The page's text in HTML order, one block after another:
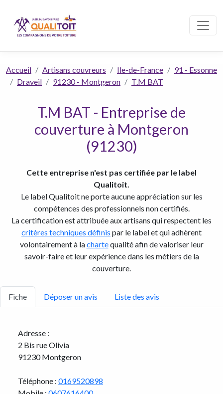
Accueil Artisans couvreurs Ile-de-France
91 - Essonne
Draveil
91230 - Montgeron T.M BAT
T.M BAT - Entreprise de
couverture à Montgeron
(91230)
Cette entreprise n'est pas certifiée par le label
Qualitoit.
Le label Qualitoit ne porte aucune appréciation sur les
compétences des professionnels non certifiés.
La certification est attribuée aux artisans qui respectent les
critères techniques définis par le label et qui adhèrent
volontairement à lachartequalité afin de valoriser leur
savoir-faire et leur expérience dans les métiers de la
couverture.
Fiche Déposer un avis Liste des avis
Adresse :
2 Bis rue Olivia
91230 Montgeron
Téléphone : 0169520898